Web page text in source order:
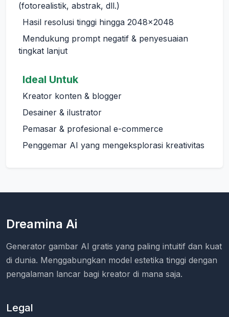
(fotorealistik, abstrak, dll.)
Hasil resolusi tinggi hingga 2048x2048
Mendukung prompt negatif & penyesuaian
tingkat lanjut
Ideal Untuk
Kreator konten & blogger
Desainer & ilustrator
Pemasar & profesional e-commerce
Penggemar AI yang mengeksplorasi kreativitas
Dreamina Ai
Generator gambar AI gratis yang paling intuitif dan kuat
di dunia. Menggabungkan model estetika tinggi dengan
pengalaman lancar bagi kreator di mana saja.
Legal